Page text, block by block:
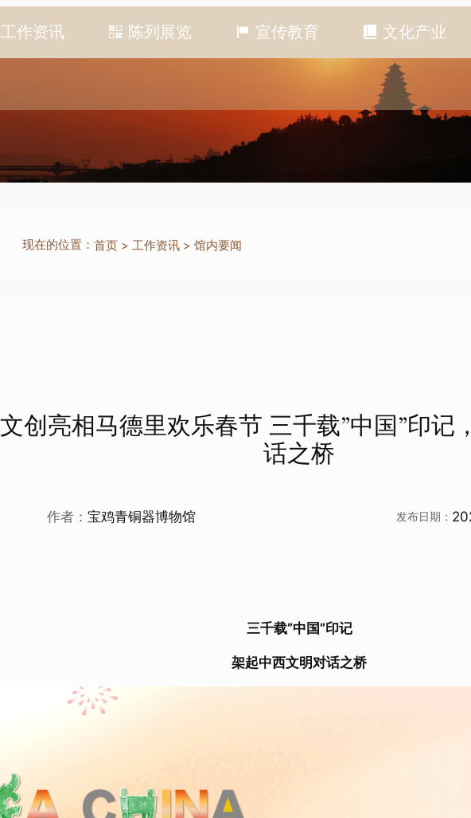
工作资讯 陈列展览 宣传教育 文化产业
现在的位置： 首页 > 工作资讯 > 馆内要闻
创亮相马德里欢乐春节 三千载”中国”印记
话之桥
作者： 宝鸡青铜器博物馆 发布日期：
三千载”中国”印记
架起中西文明对话之桥